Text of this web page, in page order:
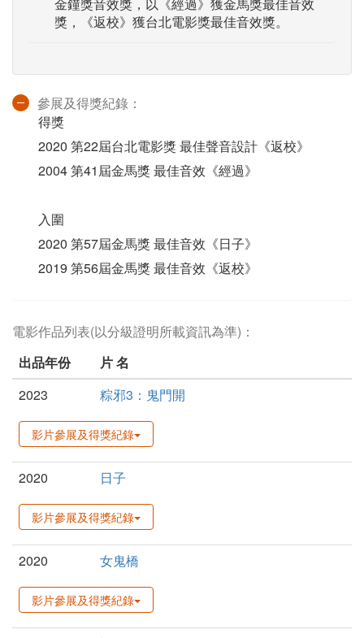
獎，《返校》獲台北電影獎最佳音效獎。
參展及得獎紀錄：
得獎
2020 第22屆台北電影獎 最佳聲音設計《返校》
2004 第41屆金馬獎 最佳音效《經過》
入圍
2020 第57屆金馬獎 最佳音效《日子》
2019 第56屆金馬獎 最佳音效《返校》
電影作品列表(以分級證明所載資訊為準)：
出品年份
片 名
2023
粽邪3：鬼門開
影片參展及得獎紀錄
2020 日子
影片參展及得獎紀錄
2020 女鬼橋
影片參展及得獎紀錄